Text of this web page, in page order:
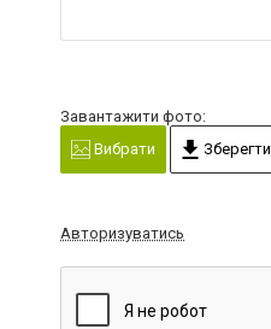
Завантажити фото:
Вибрати
Зберегти
Авторизуватись